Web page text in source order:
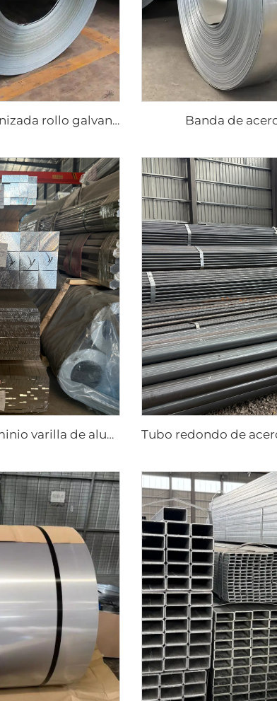
Bobina de chapa galvanizada rollo galvanizado Banda de
Barra cuadrada de aluminio varilla de aluminio